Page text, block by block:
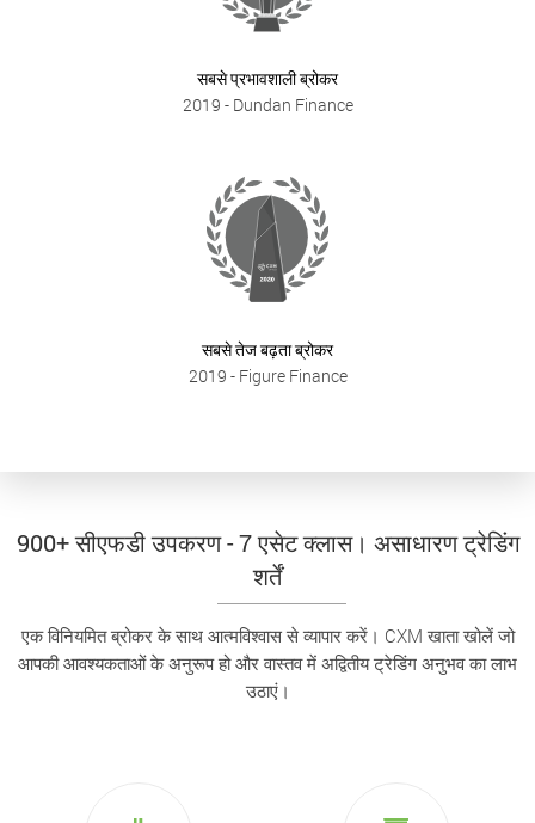
सबसे प्रभावशाली ब्रोकर
2019 - Dundan Finance
सबसे तेज बढ़ता ब्रोकर
2019 - Figure Finance
900+ सीएफडी उपकरण - 7 एसेट क्लास। असाधारण ट्रेडिंग
शर्तें
एक विनियमित ब्रोकर के साथ आत्मविश्वास से व्यापार करें। CXM खाता खोलें जो
आपकी आवश्यकताओं के अनुरूप हो और वास्तव में अद्वितीय ट्रेडिंग अनुभव का लाभ
उठाएं।